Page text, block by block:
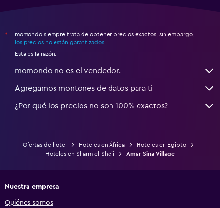
*
momondo siempre trata de obtener precios exactos, sin embargo,
los precios no están garantizados
Esta es la razón:
momondo no es el vendedor.
Agregamos montones de datos para ti
¿Por qué los precios no son 100% exactos?
Ofertas de hotel Hoteles en África
Hoteles en Egipto
Hoteles en Sharm el-Sheij
Amar Sina Village
Nuestra empresa
Quiénes somos